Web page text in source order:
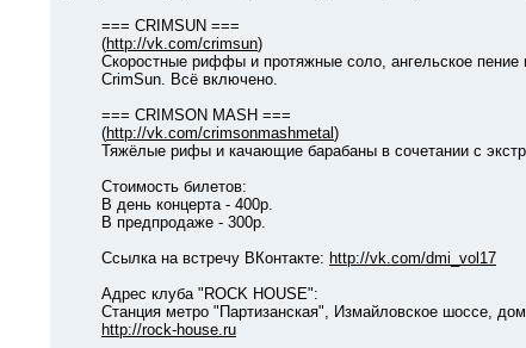
=== CRIMSUN ===
(http://vk.com/crimsun)
Скоростные риффы и протяжные соло, ангельское пение и
CrimSun. Всё включено.
=== CRIMSON MASH ===
(http://vk.com/crimsonmashmetal)
Тяжёлые рифы и качающие барабаны в сочетании с
Стоимость билетов:
В день концерта - 400р.
В предпродаже - 300р.
Ссылка на встречу ВКонтакте: http://vk.com/dmi_vol17
Адрес клуба "ROCK HOUSE":
Станция метро "Партизанская", Измайловское шоссе, дом
http://rock-house.ru